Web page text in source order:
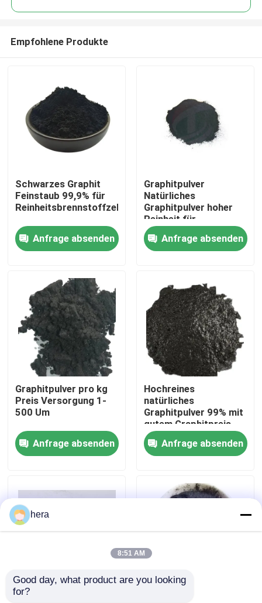
Produkte
Über uns
Fabrik-Ausflug
Qualitätskontrolle
Treten Sie mit uns in Verbindung
Fälle
Natürlicher Lamellengraphit
Empfohlene Produkte
Schwarzes Graphit
Feinstaub 99,9% für
Reinheitsbrennstoffzellenanwendungen
Anfrage absenden
Graphitpulver
Natürliches
Graphitpulver hoher
Reinheit für
Lithiumbatterien
Anfrage absenden
Graphitpulver pro kg
Preis Versorgung 1-
500 Um
Anfrage absenden
Hochreines
natürliches
Graphitpulver 99% mit
gutem Graphitpreis
Anfrage absenden
Graphit-Rohstoff
hera
8:51 AM
Good day, what product are you looking
for?